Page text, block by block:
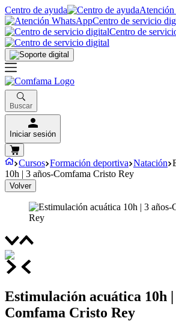
Centro de ayuda
Centro de servicio
Centro de
Buscar
Iniciar sesión
Cursos Formación deportiva Natación
10h | 3 años-Comfama Cristo Rey
Volver
Estimulación acuática 10h |
Comfama Cristo Rey